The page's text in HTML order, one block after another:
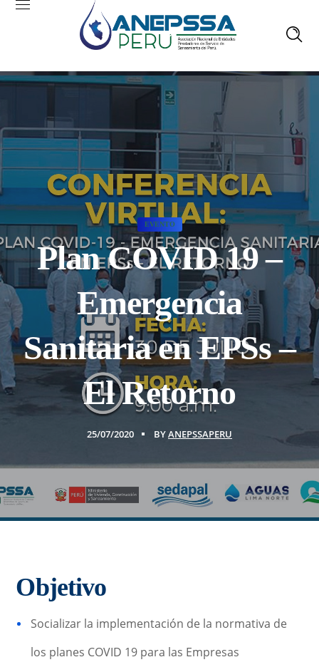
EVENTO
Plan COVID 19 –
Emergencia
Sanitaria en EPSs –
El Retorno
25/07/2020 BYANEPSSAPERU
Objetivo
Socializar la implementación de la normativa de
los planes COVID 19 para las Empresas